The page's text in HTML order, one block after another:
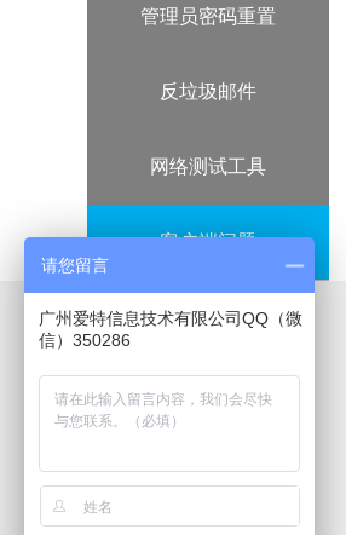
管理员密码重置
反垃圾邮件
网络测试工具
客户端问题
请您留言
广州爱特信息技术有限公司QQ（微
信）350286